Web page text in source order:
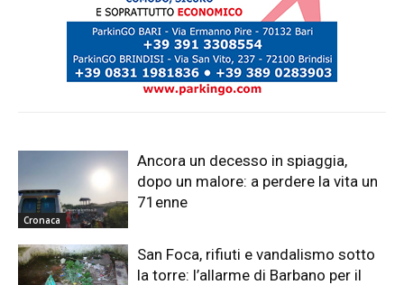
Cronaca
Ancora un decesso in spiaggia,
dopo un malore: a perdere la vita un
71enne
San Foca, rifiuti e vandalismo sotto
la torre: l’allarme di Barbano per il